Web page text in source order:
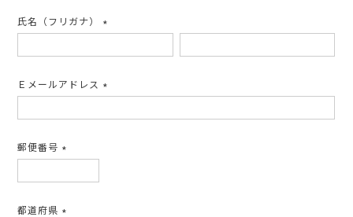
氏名（フリガナ）
須)
Ｅメールアドレス
須)
郵便番号
須)
都道府県